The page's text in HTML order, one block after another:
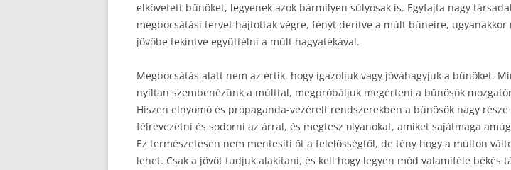
elkövetett bűnöket, legyenek azok bármilyen súlyosak is. Egyfajta nagy
megbocsátási tervet hajtottak végre, fényt derítve a múlt bűneire, ugyanakkor
jövőbe tekintve együttélni a múlt hagyatékával.
Megbocsátás alatt nem az értik, hogy igazoljuk vagy jóváhagyjuk a bűnöket.
nyíltan szembenézünk a múlttal, megpróbáljuk megérteni a bűnösök
Hiszen elnyomó és propaganda-vezérelt rendszerekben a bűnösök nagy
félrevezetni és sodorni az árral, és megtesz olyanokat, amiket sajátmaga
Ez természetesen nem mentesíti őt a felelősségtől, de tény hogy a múlton
lehet. Csak a jövőt tudjuk alakítani, és kell hogy legyen mód valamiféle békés